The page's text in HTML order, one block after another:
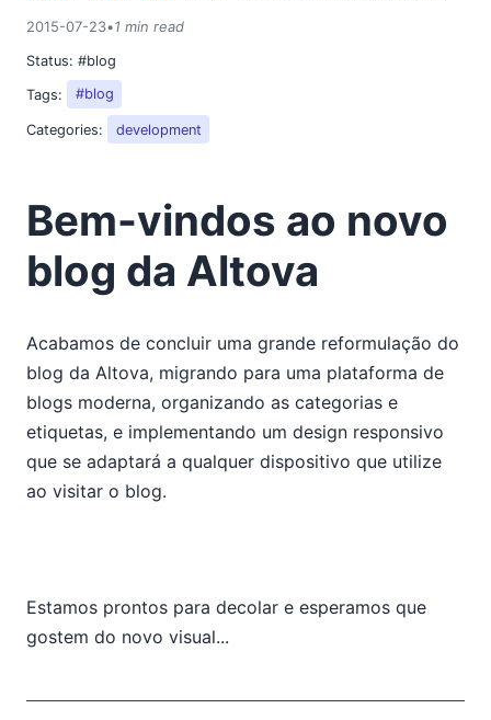
2026
2024
2023
2022
2019
2018
2017
01
02
03
04
05
06
Bem-vindos ao novo blog da Altova
Novo pacote de atualizações disponível
2015-07-23•1 min read
Status: #blog
Tags:
#blog
Categories: development
Bem-vindos ao novo
blog da Altova
Acabamos de concluir uma grande reformulação do
blog da Altova, migrando para uma plataforma de
blogs moderna, organizando as categorias e
etiquetas, e implementando um design responsivo
que se adaptará a qualquer dispositivo que utilize
ao visitar o blog.
Estamos prontos para decolar e esperamos que
gostem do novo visual...